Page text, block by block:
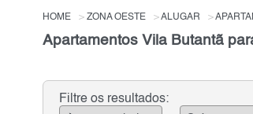
HOME ZONA OESTE ALUGAR
Apartamentos Vila Butantã
Filtre os resultados: